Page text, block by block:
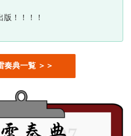
版！！！！
奏典一覧 ＞＞